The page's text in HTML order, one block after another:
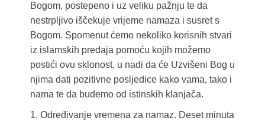
Bogom, postepeno i uz veliku pažnju te da
nestrpljivo iščekuje vrijeme namaza i susret s
Bogom. Spomenut ćemo nekoliko korisnih stvari
iz islamskih predaja pomoću kojih možemo
postići ovu sklonost, u nadi da će Uzvišeni Bog u
njima dati pozitivne posljedice kako vama, tako i
nama te da budemo od istinskih klanjača.
1. Određivanje vremena za namaz. Deset minuta